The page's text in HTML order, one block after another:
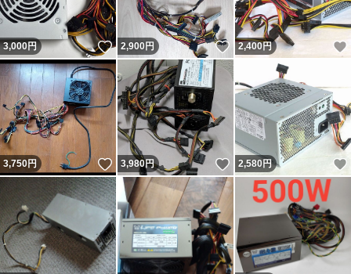
3,000円 いいね！
2,900円 いいね！
2,400円
3,750円 いいね！
3,980円 いいね！
2,580円